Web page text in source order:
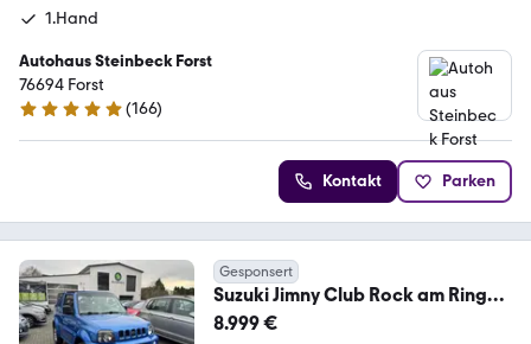
1.Hand
Autohaus Steinbeck Forst
76694 Forst
4.8 Sterne
(166)
Kontakt Parken
Gesponsert
Suzuki Jimny Club Rock am Ring
Cabrio*SHZ*PDC*AHK*4S-RE
8.999 €